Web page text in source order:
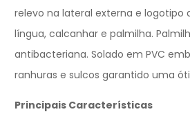
relevo na lateral externa e logotipo
língua, calcanhar e palmilha.
antibacteriana. Solado em PVC
ranhuras e sulcos garantido uma
Principais Características